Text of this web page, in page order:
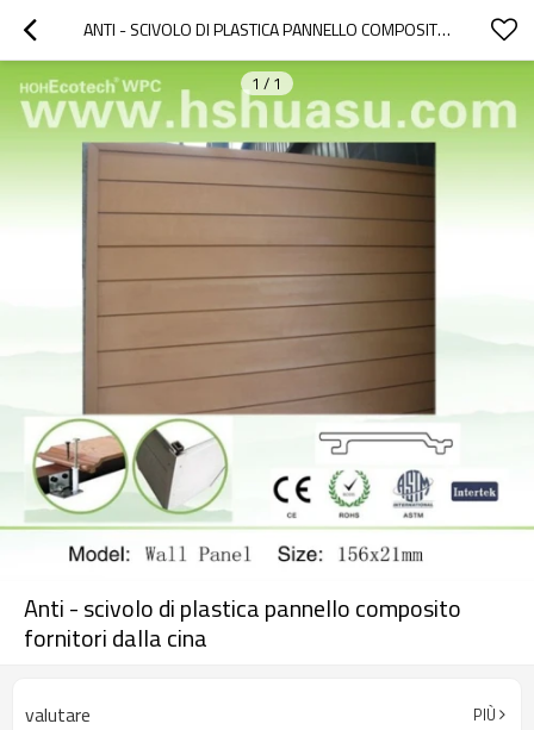
ANTI - SCIVOLO DI PLASTICA PANNELLO COMPOSITO FORNITORI DALLA CINA
1 / 1
Anti - scivolo di plastica pannello composito
fornitori dalla cina
valutare PIÙ